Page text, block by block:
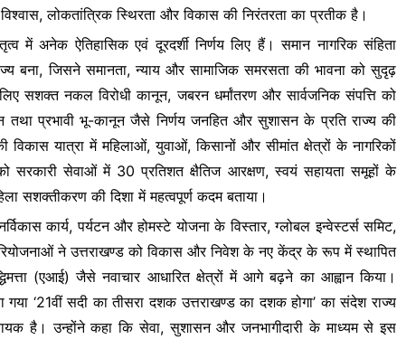
लोकतांत्रिक स्थिरता और विकास की निरंतरता का प्रतीक है।
में अनेक ऐतिहासिक एवं दूरदर्शी निर्णय लिए हैं। समान नागरिक संहिता
बना, जिसने समानता, न्याय और सामाजिक समरसता की भावना को सुदृढ़
सशक्त नकल विरोधी कानून, जबरन धर्मांतरण और सार्वजनिक संपत्ति को
तथा प्रभावी भू-कानून जैसे निर्णय जनहित और सुशासन के प्रति राज्य की
विकास यात्रा में महिलाओं, युवाओं, किसानों और सीमांत क्षेत्रों के नागरिकों
सरकारी सेवाओं में 30 प्रतिशत क्षैतिज आरक्षण, स्वयं सहायता समूहों के
सशक्तीकरण की दिशा में महत्वपूर्ण कदम बताया।
कार्य, पर्यटन और होमस्टे योजना के विस्तार, ग्लोबल इन्वेस्टर्स समिट,
ने उत्तराखण्ड को विकास और निवेश के नए केंद्र के रूप में स्थापित
(एआई) जैसे नवाचार आधारित क्षेत्रों में आगे बढ़ने का आह्वान किया।
गया ‘21वीं सदी का तीसरा दशक उत्तराखण्ड का दशक होगा’ का संदेश राज्य
है। उन्होंने कहा कि सेवा, सुशासन और जनभागीदारी के माध्यम से इस